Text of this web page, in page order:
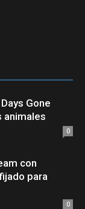
Gone
animales
0
con
para
0